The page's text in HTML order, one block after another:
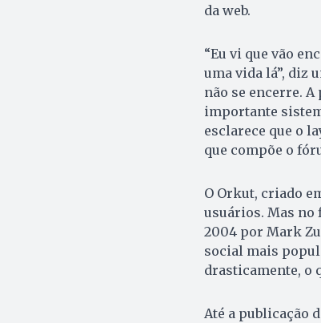
da web.
“Eu vi que vão
uma vida lá”, diz
não se encerre.
importante
esclarece que o
que compõe o
O Orkut, criado
usuários. Mas no
2004 por Mark
social mais
drasticamente, o
Até a publicação